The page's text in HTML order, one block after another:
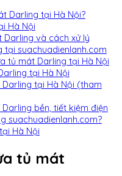
Darling tại Hà Nội?
Hà Nội
và cách xử lý
tại suachuadienlanh.com
tủ mát Darling tại Hà Nội
tại Hà Nội
tại Hà Nội (tham
bền, tiết kiệm điện
suachuadienlanh.com?
Hà Nội
tủ mát